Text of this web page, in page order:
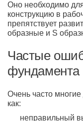
Оно необходимо
конструкцию в
препятствует
образные и S
Частые
фундамента
Очень часто
как:
неправильный